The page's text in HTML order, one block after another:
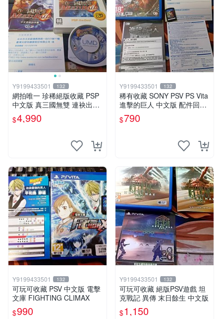
Y9199433501 132
網拍唯一 珍稀絕版收藏 PSP
中文版 真三國無雙 連袂出擊
1 MULTIRAID1
$4,990
Y9199433501 132
稀有收藏 SONY PSV PS Vita
進擊的巨人 中文版 配件回函
卡齊全
$790
Y9199433501 132
可玩可收藏 PSV 中文版 電擊
文庫 FIGHTING CLIMAX
$990
Y9199433501 132
可玩可收藏 絕版PSV遊戲 坦
克戰記 異傳 末日餘生 中文版
$1,150